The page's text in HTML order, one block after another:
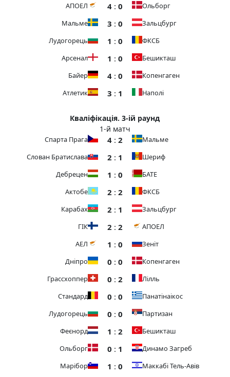
АПОЕЛ
4 : 0
Ольборг
Мальме
3 : 0
Зальцбург
Лудогорець
1 : 0
ФКСБ
Арсенал
1 : 0
Бешикташ
Байер
4 : 0
Копенгаген
Атлетик
3 : 1 Наполі
Кваліфікація. 3-ій раунд
1-й матч
Спарта Прага 4 : 2
Мальме
Слован Братислава
2 : 1
Шериф
Дебрецен
1 : 0
БАТЕ
Актобе
2 : 2
ФКСБ
Карабах
2 : 1
Зальцбург
ГІК
2 : 2
АПОЕЛ
АЕЛ
1 : 0
Зеніт
Дніпро
0 : 0
Копенгаген
Грассхоппер
0 : 2
Лілль
Стандард
0 : 0
Панатінаікос
Лудогорець
0 : 0
Партизан
Феєнорд
1 : 2
Бешикташ
Ольборг
0 : 1
Динамо Загреб
Марібор
1 : 0
Маккабі Тель-Авів